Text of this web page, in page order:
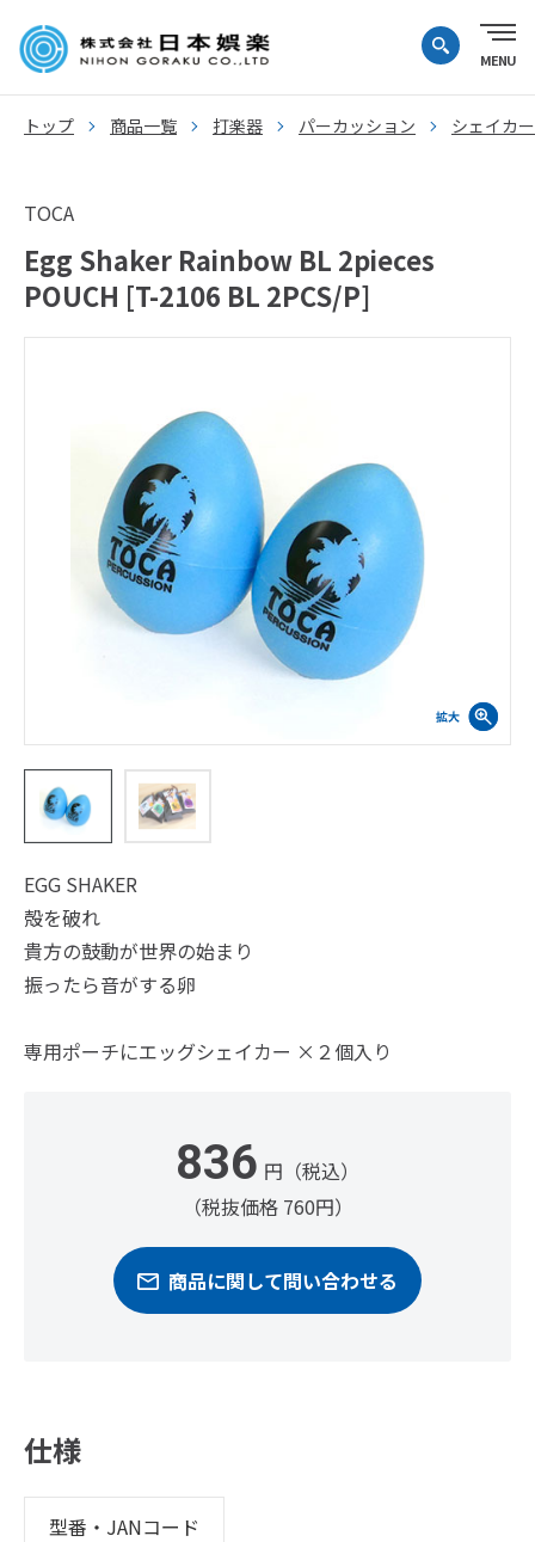
トップ 商品一覧 打楽器 パーカッション シェイカー
TOCA
Egg Shaker Rainbow BL 2pieces
POUCH [T-2106 BL 2PCS/P]
EGG SHAKER
殻を破れ
貴方の鼓動が世界の始まり
振ったら音がする卵
専用ポーチにエッグシェイカー ×２個入り
836 円（税込）
（税抜価格 760円）
商品に関して問い合わせる
仕様
型番・JANコード